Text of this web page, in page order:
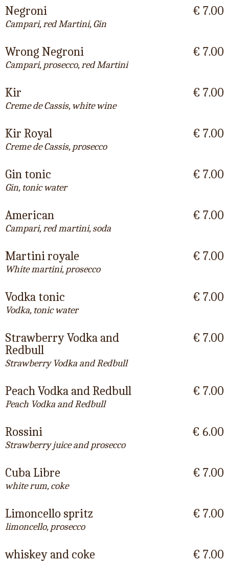
Negroni
Campari, red Martini, Gin
€ 7.00
Wrong Negroni
Campari, prosecco, red Martini
€ 7.00
Kir
Creme de Cassis, white wine
€ 7.00
Kir Royal
Creme de Cassis, prosecco
€ 7.00
Gin tonic
Gin, tonic water
€ 7.00
American
Campari, red martini, soda
€ 7.00
Martini royale
White martini, prosecco
€ 7.00
Vodka tonic
Vodka, tonic water
€ 7.00
Strawberry Vodka and
Redbull
Strawberry Vodka and Redbull
€ 7.00
Peach Vodka and Redbull
Peach Vodka and Redbull
€ 7.00
Rossini
Strawberry juice and prosecco
€ 6.00
Cuba Libre
white rum, coke
€ 7.00
Limoncello spritz
limoncello, prosecco
€ 7.00
whiskey and coke € 7.00